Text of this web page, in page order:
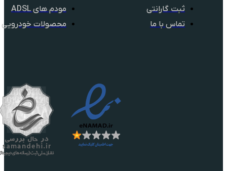
ثبت گارانتی
تماس با ما
مودم های ADSL
محصولات خودرویی